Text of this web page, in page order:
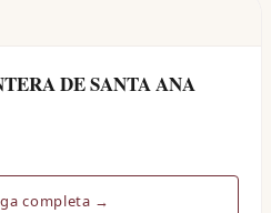
DE SANTA ANA
completa →